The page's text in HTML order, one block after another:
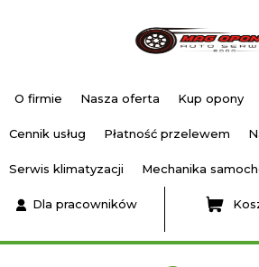
O firmie Nasza oferta Kup opony
Cennik usług Płatność przelewem
Serwis klimatyzacji Mechanika
Dla pracowników